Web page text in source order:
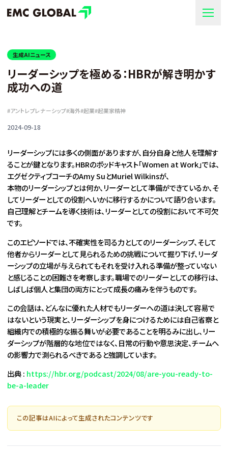
生成AIニュース
リーダーシップを極める：HBRが解き明かす
成功への道
#アントレプレナーシップ#海外#起業#起業家精神
2024-09-18
リーダーシップには多くの側面がありますが、自分自身と他人を理解す
ることが鍵となります。HBRのポッドキャスト「Women at Work」では、
エグゼクティブコーチのAmy SuとMuriel Wilkinsが、
本物のリーダーシップとは何か、リーダーとして準備ができているか、そ
してリーダーとしての役割へいかに移行するかについて語り合います。
自己理解とチームを導く技術は、リーダーとしての役割において不可欠
です。
このエピソードでは、不確実性を司る力としてのリーダーシップ、そして
他者からリーダーとして見られるための挑戦について掘り下げ、リーダ
ーシップの立場が与えられてもそれを受け入れる準備が整っていない
と感じることの困難さを考察します。職場でのリーダーとしての移行は、
しばしば個人と集団の両方にとって成長の痛みを伴うものです。
この会話は、どんなに優れた人材でもリーダーへの道は決して容易で
はないという現実と、リーダーシップを身につけるためには自己省察と
組織内での積極的な振る舞いが必要であることを明るみに出し、リー
ダーシップが階層的な地位ではなく、日常の行動や意思決定、チームへ
の影響力で測られるべきであると強調しています。
出典 : https://hbr.org/podcast/2024/08/are-you-ready-to-
be-a-leader
この記事はAIによって生成されたコンテンツです